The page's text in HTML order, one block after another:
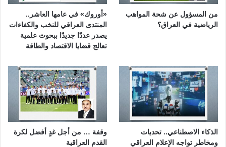
من المسؤول عن شحة المواهب
الرياضية في العراق؟
«أوروك» في عامها العاشر..
المنتدى العراقي للنخب والكفاءات
يصدر عددًا جديدًا ببحوث علمية
تعالج قضايا الاقتصاد والطاقة
الذكاء الاصطناعي.. تحديات
ومخاطر تواجه الإعلام العراقي
وقفة … من أجل غدٍ أفضل لكرة
القدم العراقية